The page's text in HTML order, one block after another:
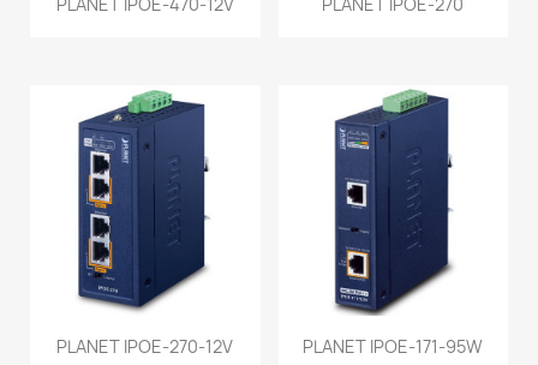
PLANET IPOE-270-12V PLANET IPOE-171-95W